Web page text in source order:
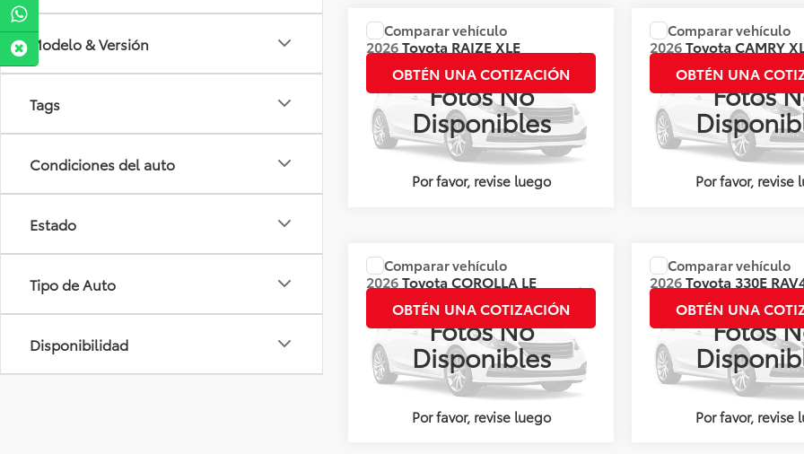
Modelo & Versión
Tags
Condiciones del auto
Estado
Tipo de Auto
Disponibilidad
Fotos No
Disponibles
Por favor, revise luego
2026Toyota RAIZE XLE
CVT BITONO
144003
Disponible Int.
Precio: Llámanos para Obtener el Precio
OBTÉN UNA COTIZACIÓN
Comparar vehículo
Fotos
Por favor, revise
2026ToyotaCAMRY
HEV
143116
Disponible
Precio: Llámanos para
OBTÉN UNA
Comparar vehículo
Fotos No
Disponibles
Por favor, revise luego
2026ToyotaCOROLLA LE
CVT
143109
Disponible Ext. Int.
Precio: Llámanos para Obtener el Precio
OBTÉN UNA COTIZACIÓN
Comparar vehículo
Fotos
Por favor, revise
2026Toyota 330E
LTD HEV
144936
Disponible
Precio: Llámanos para
OBTÉN UNA
Comparar vehículo